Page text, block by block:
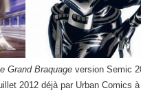
Grand Braquage version Semic
2012 déjà par Urban Comics à